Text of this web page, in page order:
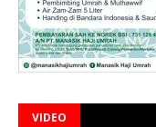
VIDEO